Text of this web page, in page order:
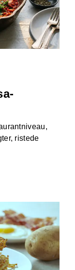
ristede